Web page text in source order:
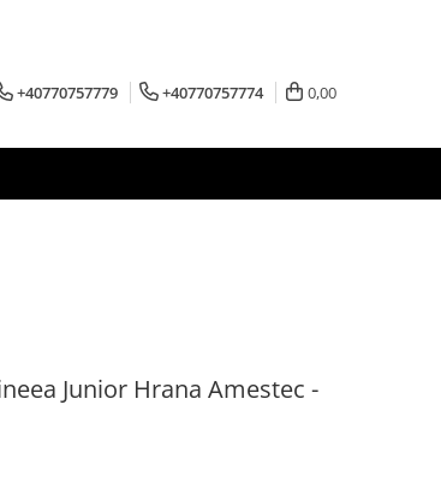
+40770757779 +40770757774 0,00
Junior Hrana Amestec -